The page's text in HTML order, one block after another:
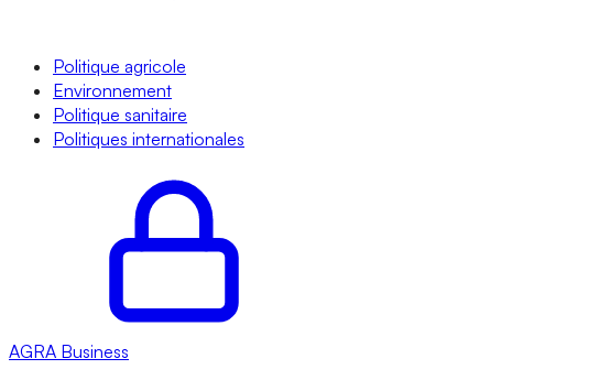
Politique agricole
Environnement
Politique sanitaire
Politiques internationales
AGRA Business